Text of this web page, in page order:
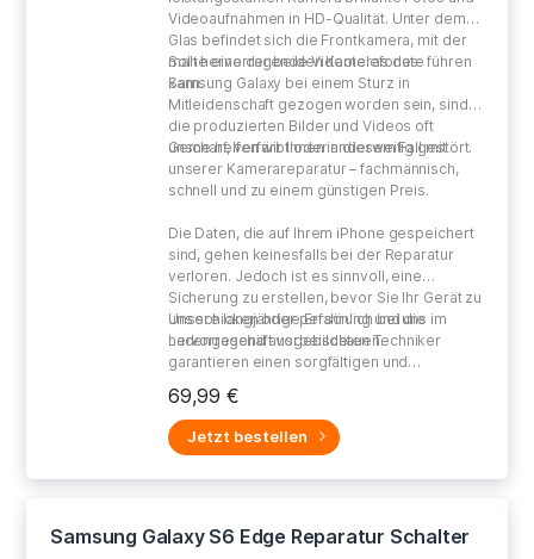
Videoaufnahmen in HD-Qualität. Unter dem
Glas befindet sich die Frontkamera, mit der
man hervorragende Videotelefonate führen
kann.
Sollte eine der beiden Kameras des
Samsung Galaxy bei einem Sturz in
Mitleidenschaft gezogen worden sein, sind
die produzierten Bilder und Videos oft
unscharf, verfärbt oder anderweitig gestört.
Gerne helfen wir Ihnen in diesem Fall mit
unserer Kamerareparatur – fachmännisch,
schnell und zu einem günstigen Preis.
Die Daten, die auf Ihrem iPhone gespeichert
sind, gehen keinesfalls bei der Reparatur
verloren. Jedoch ist es sinnvoll, eine
Sicherung zu erstellen, bevor Sie Ihr Gerät zu
uns schicken oder persönlich bei uns im
Ladengeschäft vorbeischauen.
Unsere langjährige Erfahrung und die
hervorragend ausgebildeten Techniker
garantieren einen sorgfältigen und
Ihres defekten Gerätes.
69,99 €
Jetzt bestellen
Samsung Galaxy S6 Edge Reparatur Schalter